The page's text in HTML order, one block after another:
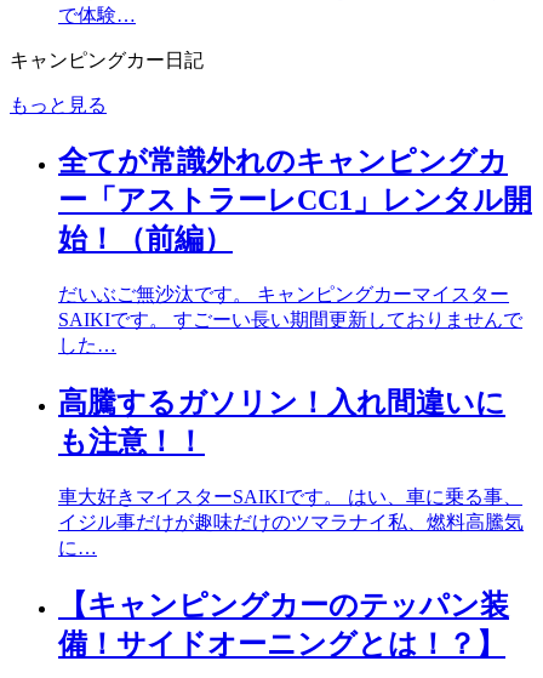
で体験…
キャンピングカー日記
もっと見る
全てが常識外れのキャンピングカ
ー「アストラーレCC1」レンタル開
始！（前編）
だいぶご無沙汰です。 キャンピングカーマイスター
SAIKIです。 すごーい長い期間更新しておりませんで
した…
高騰するガソリン！入れ間違いに
も注意！！
車大好きマイスターSAIKIです。 はい、車に乗る事、
イジル事だけが趣味だけのツマラナイ私、燃料高騰気
に…
【キャンピングカーのテッパン装
備！サイドオーニングとは！？】